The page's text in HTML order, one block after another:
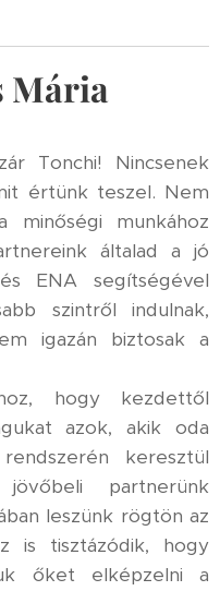
Mária
Tonchi! Nincsenek
értünk teszel. Nem
munkához
általad a jó
ENA segítségével
szintről indulnak,
igazán biztosak a
hogy kezdettől
azok, akik oda
keresztül
partnerünk
leszünk rögtön az
is tisztázódik, hogy
őket elképzelni a